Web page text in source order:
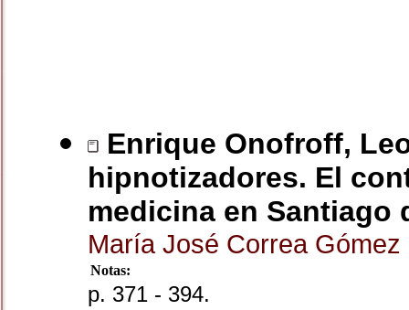
Enrique Onofroff,
hipnotizadores. El
medicina en Santiago
María José Correa Gómez
Notas:
p. 371 - 394.